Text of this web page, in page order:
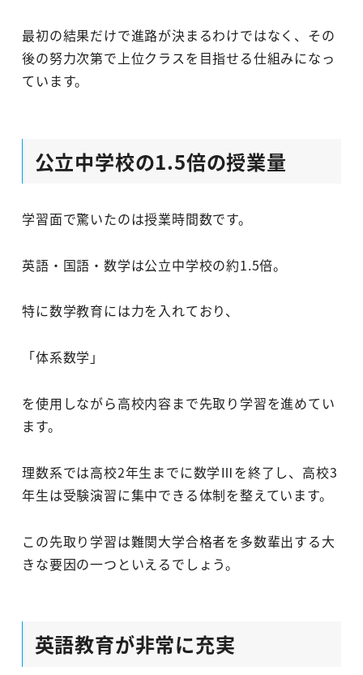
最初の結果だけで進路が決まるわけではなく、その
後の努力次第で上位クラスを目指せる仕組みになっ
ています。
公立中学校の1.5倍の授業量
学習面で驚いたのは授業時間数です。
英語・国語・数学は公立中学校の約1.5倍。
特に数学教育には力を入れており、
「体系数学」
を使用しながら高校内容まで先取り学習を進めてい
ます。
理数系では高校2年生までに数学Ⅲを終了し、高校3
年生は受験演習に集中できる体制を整えています。
この先取り学習は難関大学合格者を多数輩出する大
きな要因の一つといえるでしょう。
英語教育が非常に充実